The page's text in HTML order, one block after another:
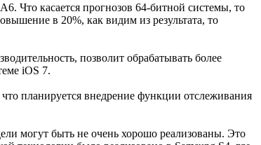
Что касается прогнозов 64-битной системы, то
в 20%, как видим из результата, то
позволит обрабатывать более
iOS 7.
планируется внедрение функции отслеживания
могут быть не очень хорошо реализованы. Это